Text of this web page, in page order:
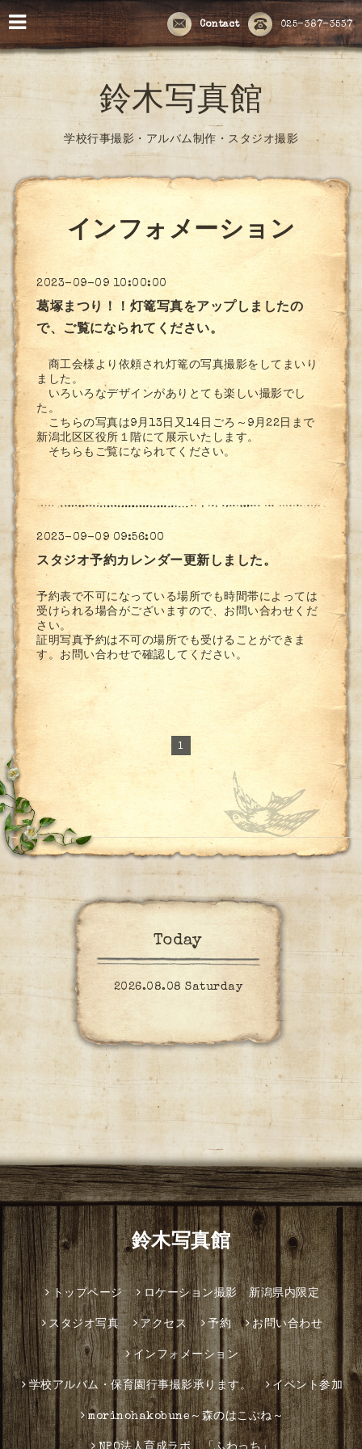
025-387-3537
Contact
鈴木写真館
学校行事撮影・アルバム制作・スタジオ撮影
インフォメーション
2023-09-09 10:00:00
葛塚まつり！！灯篭写真をアップしましたの
で、ご覧になられてください。
商工会様より依頼され灯篭の写真撮影をしてまいり
ました。
いろいろなデザインがありとても楽しい撮影でし
た。
こちらの写真は9月13日又14日ごろ～9月22日まで
新潟北区区役所１階にて展示いたします。
そちらもご覧になられてください。
2023-09-09 09:56:00
スタジオ予約カレンダー更新しました。
予約表で不可になっている場所でも時間帯によっては
受けられる場合がございますので、お問い合わせくだ
さい。
証明写真予約は不可の場所でも受けることができま
す。お問い合わせで確認してください。
1
Today
2026.08.08 Saturday
鈴木写真館
トップページ ロケーション撮影 新潟県内限定
スタジオ写真 アクセス 予約 お問い合わせ
インフォメーション
学校アルバム・保育園行事撮影承ります。 イベント参加
morinohakobune～森のはこぶね～